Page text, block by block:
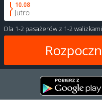
10.08
Jutro
Dla 1-2 pasażerów z 1-2 walizkami